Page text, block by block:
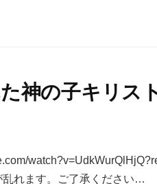
神の子キリス
れます。ご了承ください…